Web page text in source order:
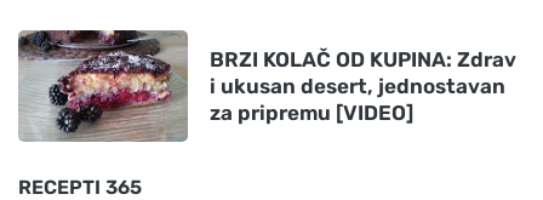
BRZI KOLAČ OD KUPINA: Zdrav
i ukusan desert, jednostavan
za pripremu [VIDEO]
RECEPTI 365